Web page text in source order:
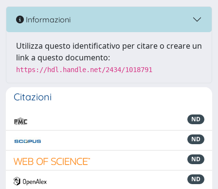
Informazioni
Utilizza questo identificativo per citare o creare un
link a questo documento:
https://hdl.handle.net/2434/1018791
Citazioni
ND
ND
ND
ND